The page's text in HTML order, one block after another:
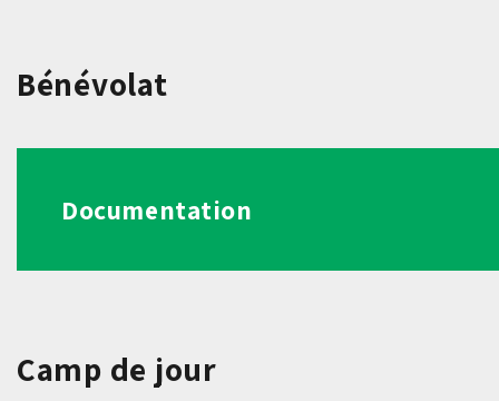
Bénévolat
Documentation
Camp de jour